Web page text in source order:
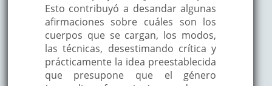
Esto contribuyó a desandar algunas
afirmaciones sobre cuáles son los
cuerpos que se cargan, los modos,
las técnicas, desestimando crítica y
prácticamente la idea preestablecida
que presupone que el género